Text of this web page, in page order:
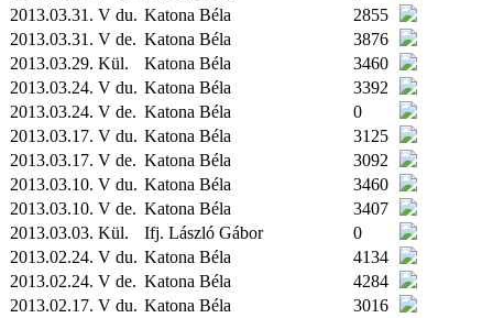
2013.03.31. V du. Katona Béla
2855
2013.03.31. V de. Katona Béla
3876
2013.03.29. Kül. Katona Béla
3460
2013.03.24. V du. Katona Béla
3392
2013.03.24. V de. Katona Béla
0
2013.03.17. V du. Katona Béla
3125
2013.03.17. V de. Katona Béla
3092
2013.03.10. V du. Katona Béla
3460
2013.03.10. V de. Katona Béla
3407
2013.03.03. Kül. Ifj. László Gábor
0
2013.02.24. V du. Katona Béla
4134
2013.02.24. V de. Katona Béla
4284
2013.02.17. V du. Katona Béla
3016